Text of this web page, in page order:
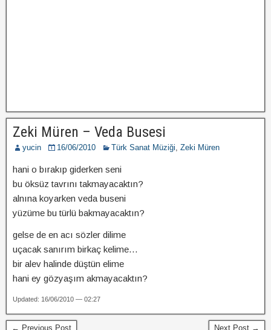
Zeki Müren – Veda Busesi
yucin 16/06/2010 Türk Sanat Müziği, Zeki Müren
hani o bırakıp giderken seni
bu öksüz tavrını takmayacaktın?
alnına koyarken veda buseni
yüzüme bu türlü bakmayacaktın?
gelse de en acı sözler dilime
uçacak sanırım birkaç kelime…
bir alev halinde düştün elime
hani ey gözyaşım akmayacaktın?
Updated: 16/06/2010 — 02:27
← Previous Post Next Post →